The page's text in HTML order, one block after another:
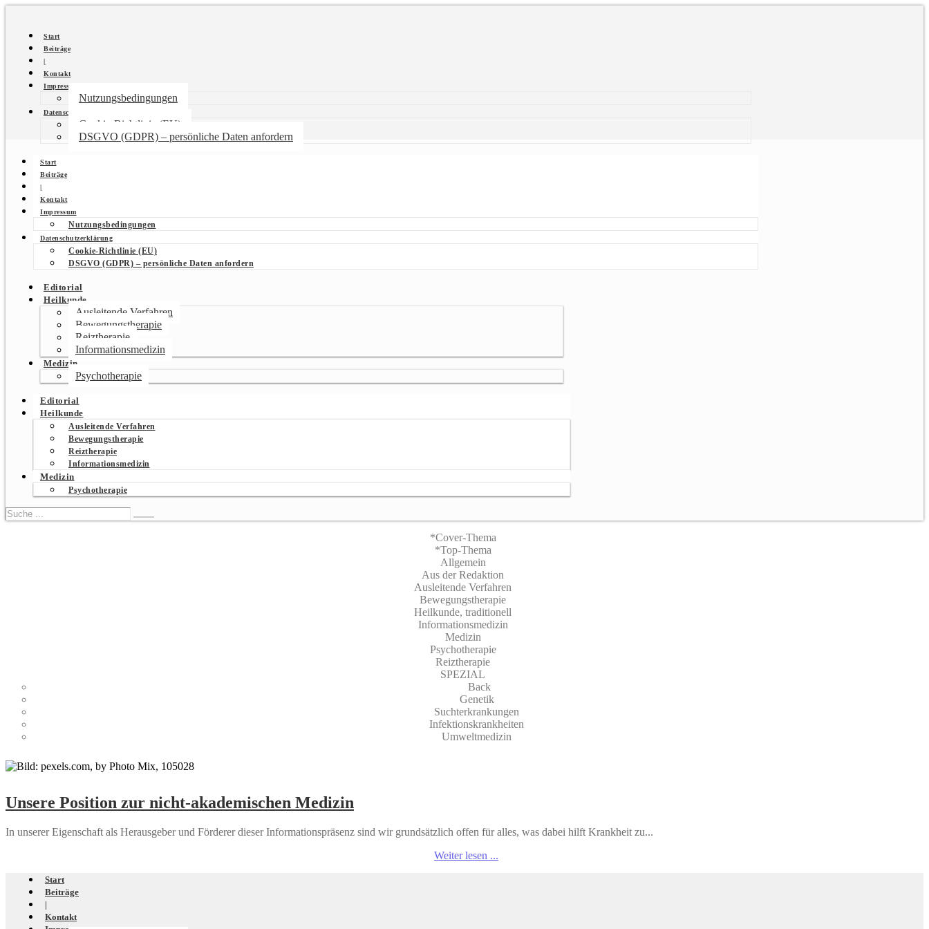
Start
Beiträge
|
Kontakt
Impressum
Nutzungsbedingungen
Datenschutzerklärung
Cookie-Richtlinie (EU)
DSGVO (GDPR) – persönliche Daten anfordern
Start
Beiträge
|
Kontakt
Impressum
Nutzungsbedingungen
Datenschutzerklärung
Cookie-Richtlinie (EU)
DSGVO (GDPR) – persönliche Daten anfordern
Editorial
Heilkunde
Ausleitende Verfahren
Bewegungstherapie
Reiztherapie
Informationsmedizin
Medizin
Psychotherapie
Editorial
Heilkunde
Ausleitende Verfahren
Bewegungstherapie
Reiztherapie
Informationsmedizin
Medizin
Psychotherapie
*Cover-Thema
*Top-Thema
Allgemein
Aus der Redaktion
Ausleitende Verfahren
Bewegungstherapie
Heilkunde, traditionell
Informationsmedizin
Medizin
Psychotherapie
Reiztherapie
SPEZIAL
Back
Genetik
Suchterkrankungen
Infektionskrankheiten
Umweltmedizin
Unsere Position zur nicht-akademischen Medizin
In unserer Eigenschaft als Herausgeber und Förderer dieser Informationspräsenz sind wir grundsätzlich offen für alles, was dabei hilft Krankheit zu...
Weiter lesen ...
Start
Beiträge
|
Kontakt